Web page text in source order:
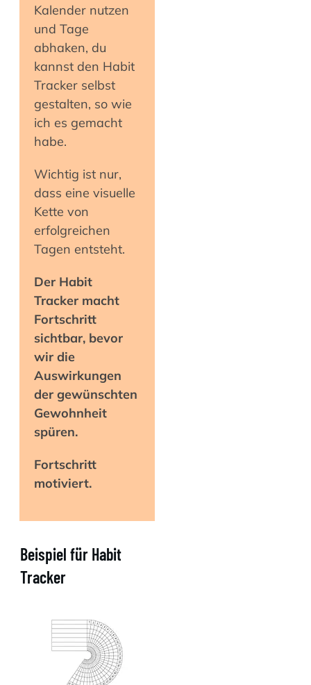
Kalender nutzen
und Tage
abhaken, du
kannst den Habit
Tracker selbst
gestalten, so wie
ich es gemacht
habe.
Wichtig ist nur,
dass eine visuelle
Kette von
erfolgreichen
Tagen entsteht.
Der Habit
Tracker macht
Fortschritt
sichtbar, bevor
wir die
Auswirkungen
der gewünschten
Gewohnheit
spüren.
Fortschritt
motiviert.
Beispiel für Habit
Tracker